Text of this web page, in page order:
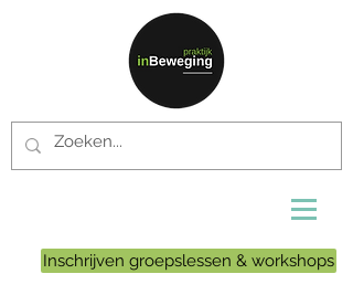
Inschrijven groepslessen & workshops